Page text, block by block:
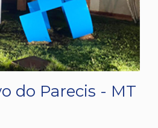
do Parecis - MT